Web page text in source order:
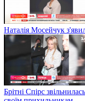
Наталія Мосейчук
Брітні Спірс